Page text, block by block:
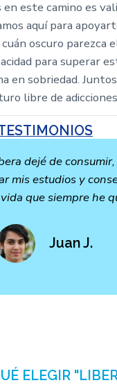
en este camino es
aquí para
oscuro parezca
para superar
en sobriedad.
libre de
dejé de
mis estudios y
que siempre he
Juan J.
ELEGIR